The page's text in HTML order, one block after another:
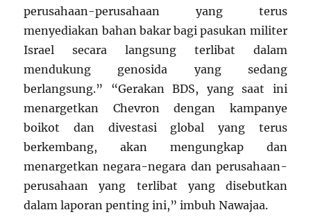
perusahaan-perusahaan yang terus
menyediakan bahan bakar bagi pasukan militer
Israel secara langsung terlibat dalam
mendukung genosida yang sedang
berlangsung.” “Gerakan BDS, yang saat ini
menargetkan Chevron dengan kampanye
boikot dan divestasi global yang terus
berkembang, akan mengungkap dan
menargetkan negara-negara dan perusahaan-
perusahaan yang terlibat yang disebutkan
dalam laporan penting ini,” imbuh Nawajaa.